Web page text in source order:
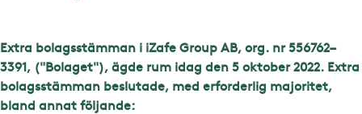
Extra bolagsstämman i iZafe Group AB, org. nr 556762–
3391, ("Bolaget"), ägde rum idag den 5 oktober 2022. Extra
bolagsstämman beslutade, med erforderlig majoritet,
bland annat följande: